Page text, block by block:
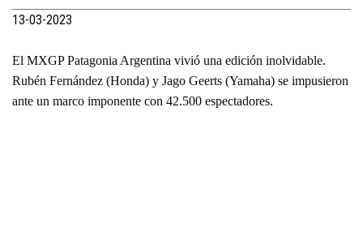
13-03-2023
El MXGP Patagonia Argentina vivió una edición inolvidable.
Rubén Fernández (Honda) y Jago Geerts (Yamaha) se impusieron
ante un marco imponente con 42.500 espectadores.